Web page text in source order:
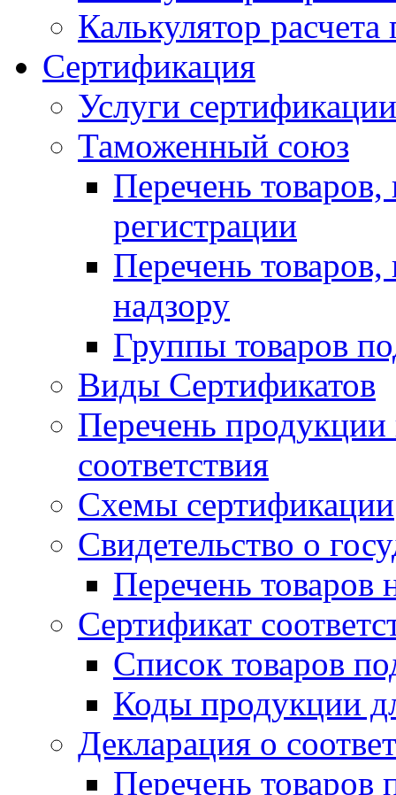
Калькулятор
Сертификация
Услуги сертификации
Таможенный союз
Перечень
регистрации
Перечень
надзору
Группы товаров
Виды Сертификатов
Перечень
соответствия
Схемы сертификации
Свидетельство о
Перечень
Сертификат
Список товаров
Коды продукции
Декларация о
Перечень